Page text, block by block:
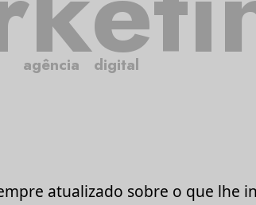
agência digital
atualizado sobre o que lhe